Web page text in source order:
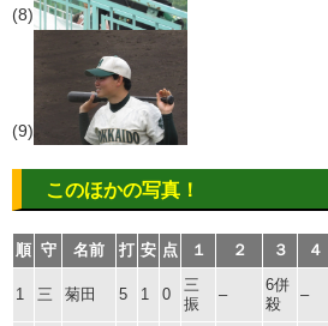
(8)
(9)
このほかの写真！
順 守 名前 打 安 点 １ ２ ３ ４
1 三 菊田 5 1 0
三
振
–
6併
殺
–